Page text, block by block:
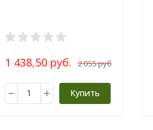
1 438,50 руб. 2 055 руб.
Купить